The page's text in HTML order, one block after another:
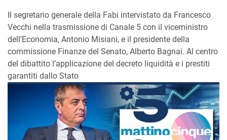
Il segretario generale della Fabi intervistato da Francesco
Vecchi nella trasmissione di Canale 5 con il viceministro
dell’Economia, Antonio Misiani, e il presidente della
commissione Finanze del Senato, Alberto Bagnai. Al centro
del dibattito l’applicazione del decreto liquidità e i prestiti
garantiti dallo Stato